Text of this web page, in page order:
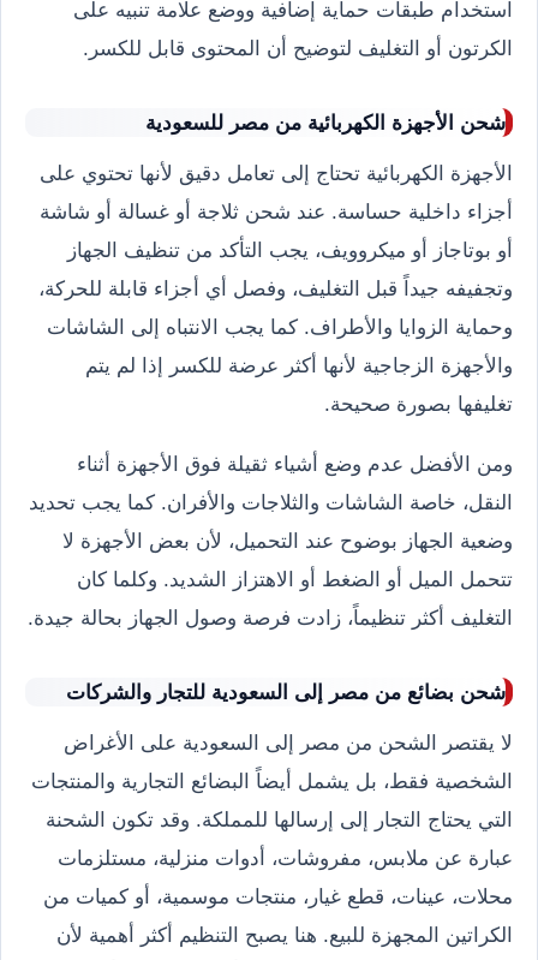
استخدام طبقات حماية إضافية ووضع علامة تنبيه على
الكرتون أو التغليف لتوضيح أن المحتوى قابل للكسر.
شحن الأجهزة الكهربائية من مصر للسعودية
الأجهزة الكهربائية تحتاج إلى تعامل دقيق لأنها تحتوي على
أجزاء داخلية حساسة. عند شحن ثلاجة أو غسالة أو شاشة
أو بوتاجاز أو ميكروويف، يجب التأكد من تنظيف الجهاز
وتجفيفه جيداً قبل التغليف، وفصل أي أجزاء قابلة للحركة،
وحماية الزوايا والأطراف. كما يجب الانتباه إلى الشاشات
والأجهزة الزجاجية لأنها أكثر عرضة للكسر إذا لم يتم
تغليفها بصورة صحيحة.
ومن الأفضل عدم وضع أشياء ثقيلة فوق الأجهزة أثناء
النقل، خاصة الشاشات والثلاجات والأفران. كما يجب تحديد
وضعية الجهاز بوضوح عند التحميل، لأن بعض الأجهزة لا
تتحمل الميل أو الضغط أو الاهتزاز الشديد. وكلما كان
التغليف أكثر تنظيماً، زادت فرصة وصول الجهاز بحالة جيدة.
شحن بضائع من مصر إلى السعودية للتجار والشركات
لا يقتصر الشحن من مصر إلى السعودية على الأغراض
الشخصية فقط، بل يشمل أيضاً البضائع التجارية والمنتجات
التي يحتاج التجار إلى إرسالها للمملكة. وقد تكون الشحنة
عبارة عن ملابس، مفروشات، أدوات منزلية، مستلزمات
محلات، عينات، قطع غيار، منتجات موسمية، أو كميات من
الكراتين المجهزة للبيع. هنا يصبح التنظيم أكثر أهمية لأن